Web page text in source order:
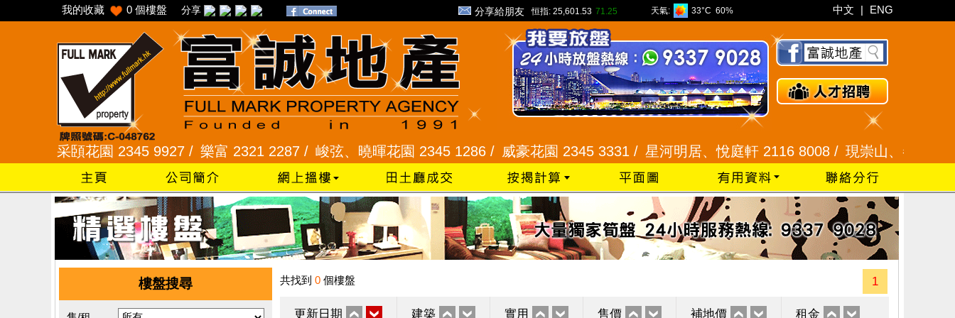
我的收藏 0 個樓盤 分享 分享給朋友 恒指: 25,601.53 71.25 天氣: 33°C 60% 中文 | ENG
采頣花園 2345 9927 /樂富 2321 2287 /峻弦、曉暉花園 2345 1286 /威豪花園 2345 3331 /星河明居、悅庭軒 2116 8008 /現崇山、譽港灣 2345
樓盤搜尋 共找到 0 個樓盤 1
更新日期 建築 實用 售價 補地價 租金